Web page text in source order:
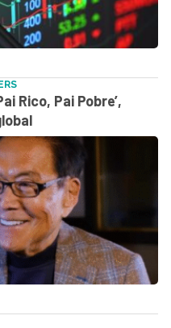
Rico, Pai Pobre’,